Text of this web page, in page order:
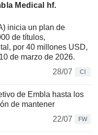
Medical hf.
inicia un plan de
de títulos,
por 40 millones USD,
de marzo de 2026.
28/07
CI
de Embla hasta los
de mantener
22/07
FW